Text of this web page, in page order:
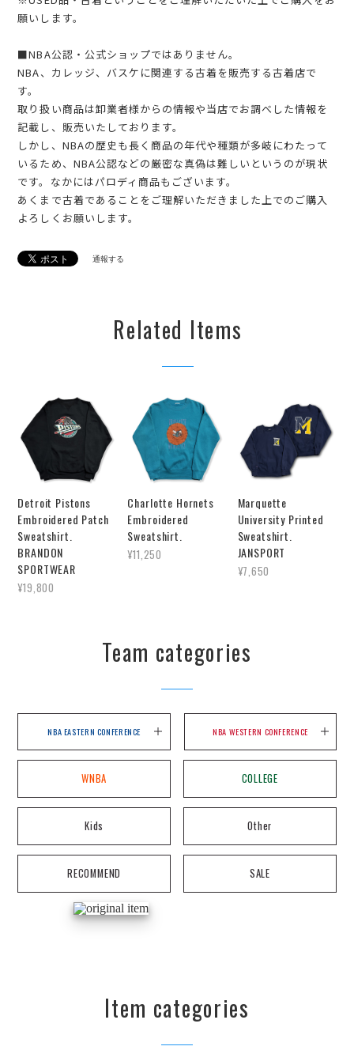
願いします。
■NBA公認・公式ショップではありません。
NBA、カレッジ、バスケに関連する古着を販売する古着店で
す。
取り扱い商品は卸業者様からの情報や当店でお調べした情報を
記載し、販売いたしております。
しかし、NBAの歴史も長く商品の年代や種類が多岐にわたって
いるため、NBA公認などの厳密な真偽は難しいというのが現状
です。なかにはパロディ商品もございます。
あくまで古着であることをご理解いただきました上でのご購入
よろしくお願いします。
通報する
Related Items
Detroit Pistons
Embroidered Patch
Sweatshirt.
BRANDON
SPORTWEAR
¥19,800
Charlotte Hornets
Embroidered
Sweatshirt.
¥11,250
Marquette
University Printed
Sweatshirt.
JANSPORT
¥7,650
Team categories
NBA EASTERN CONFERENCE NBA WESTERN CONFERENCE
WNBA COLLEGE
Kids Other
RECOMMEND SALE
Item categories